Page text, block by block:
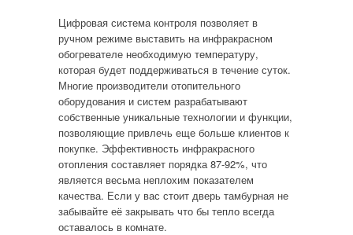
Цифровая система контроля позволяет в
ручном режиме выставить на инфракрасном
обогревателе необходимую температуру,
которая будет поддерживаться в течение суток.
Многие производители отопительного
оборудования и систем разрабатывают
собственные уникальные технологии и функции,
позволяющие привлечь еще больше клиентов к
покупке. Эффективность инфракрасного
отопления составляет порядка 87-92%, что
является весьма неплохим показателем
качества. Если у вас стоит дверь тамбурная не
забывайте её закрывать что бы тепло всегда
оставалось в комнате.